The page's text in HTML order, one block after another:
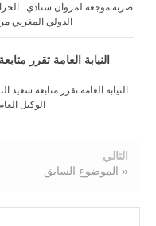
الدولي المغربي
النيابة العامة تقرر
النيابة العامة تقرر متابعة
الوكيل
التالي
« الموضوع السابق